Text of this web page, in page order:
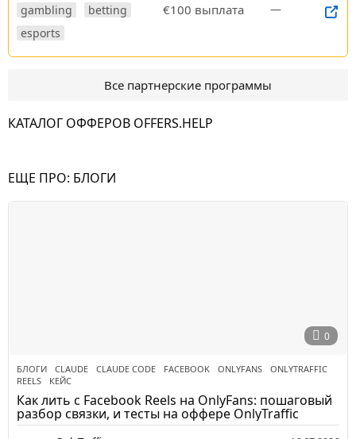
gambling
betting
esports
€100 выплата —
Все партнерские программы
КАТАЛОГ ОФФЕРОВ OFFERS.HELP
ЕЩЕ ПРО: БЛОГИ
0
БЛОГИ CLAUDE ,CLAUDE CODE ,FACEBOOK ,ONLYFANS ,ONLYTRAFFIC
REELS
,КЕЙС
Как лить с Facebook Reels на OnlyFans: пошаговый
разбор связки, и тесты на оффере OnlyTraffic